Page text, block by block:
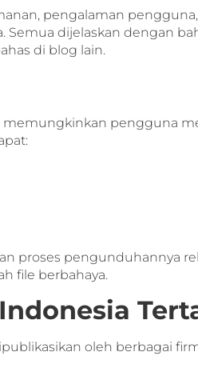
pengalaman
Semua dijelaskan dengan
di blog lain.
memungkinkan pengguna
proses pengunduhannya
file berbahaya.
oleh berbagai